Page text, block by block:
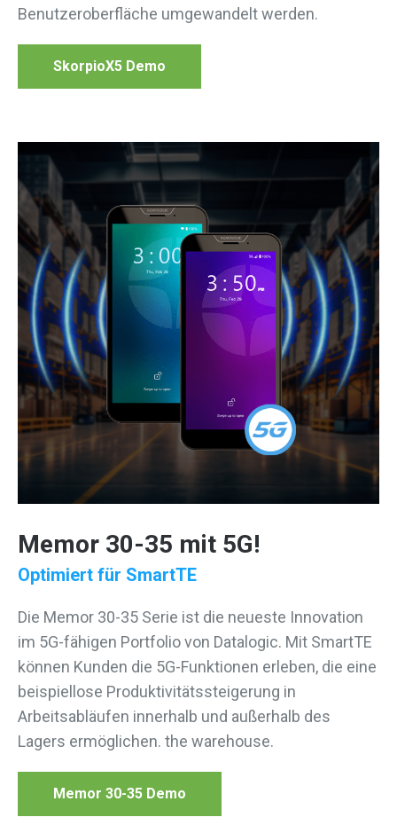
Benutzeroberfläche umgewandelt werden.
SkorpioX5 Demo
Memor 30-35 mit 5G!
Optimiert für SmartTE
Die Memor 30-35 Serie ist die neueste Innovation
im 5G-fähigen Portfolio von Datalogic. Mit SmartTE
können Kunden die 5G-Funktionen erleben, die eine
beispiellose Produktivitätssteigerung in
Arbeitsabläufen innerhalb und außerhalb des
Lagers ermöglichen. the warehouse.
Memor 30-35 Demo